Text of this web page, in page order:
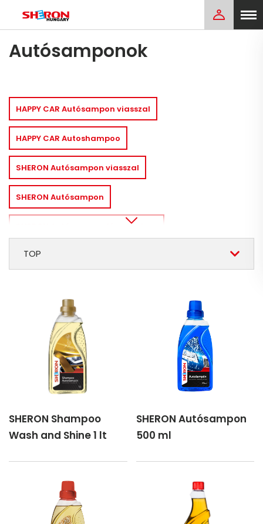
Autósamponok
TOP
HAPPY CAR Autósampon viasszal
HAPPY CAR Autoshampoo
SHERON Autósampon viasszal
SHERON Autósampon
SHERON Autósampon fény és viasz
SHERON Shampoo
Wash and Shine 1 lt
SHERON Autósampon
500 ml